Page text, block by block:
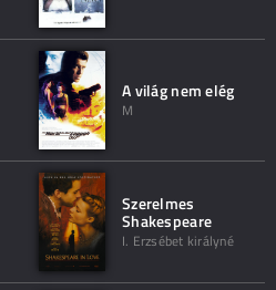
A világ nem elég
M
Szerelmes
Shakespeare
I. Erzsébet királyné